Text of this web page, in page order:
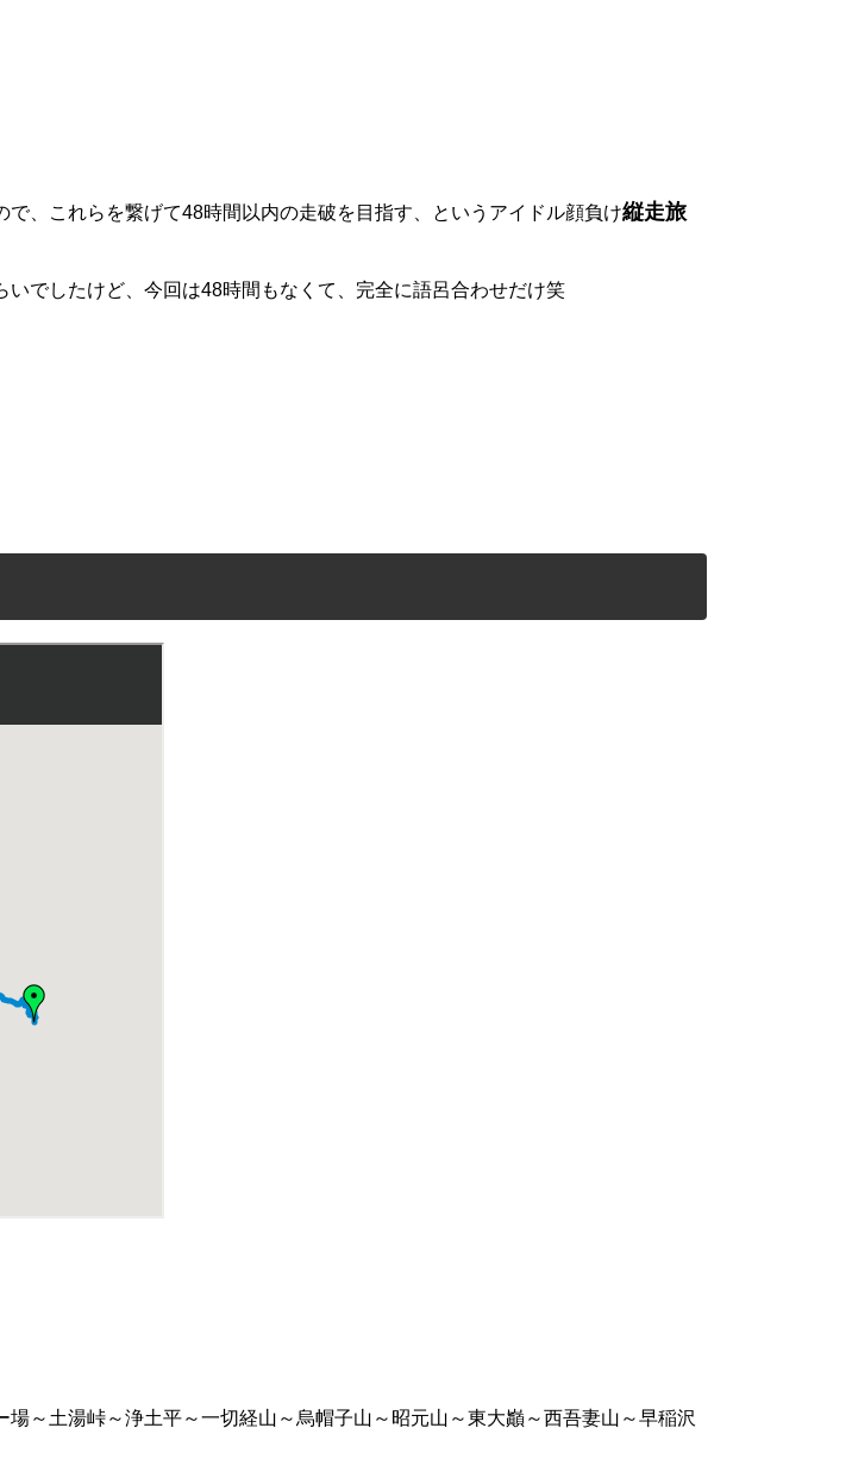
、これらを繋げて48時間以内の走破を目指す、というアイドル顔負け縦走旅
でしたけど、今回は48時間もなくて、完全に語呂合わせだけ笑
～土湯峠～浄土平～一切経山～烏帽子山～昭元山～東大巓～西吾妻山～早稲沢